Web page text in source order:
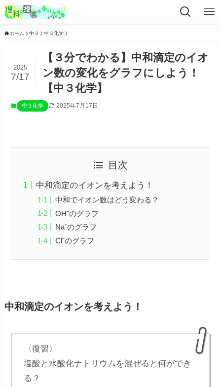
ホーム 中３ 中３化学
【３分でわかる】中和滴定のイオ
ン数の変化をグラフにしよう！
【中３化学】
2025
7/17
中３化学 2025年7月17日
目次
中和滴定のイオンを考えよう！
中和でイオン数はどう変わる？
OH⁻のグラフ
Na⁺のグラフ
Cl⁻のグラフ
中和滴定のイオンを考えよう！
〈復習〉
塩酸と水酸化ナトリウムを混ぜると何ができ
る？